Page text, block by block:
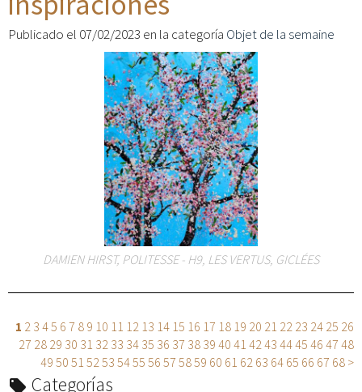
Publicado el 07/02/2023 en la categoría Objet de la semaine
DAMIEN HIRST, POLITESSE - H9, LES VERTUS, GICLÉES
1 2 3 45 6 7 8 9 10 11 12 13 14 15 16 17 18 19 20 21 22 23 24 25 26
27 28 29 30 31 32 33 34 35 36 37 38 39 40 41 42 43 4445 46 47 48
49 50 51 52 53 5455 56 57 5859 60 61 62 63 64 65 66 67 68 >
Categorías